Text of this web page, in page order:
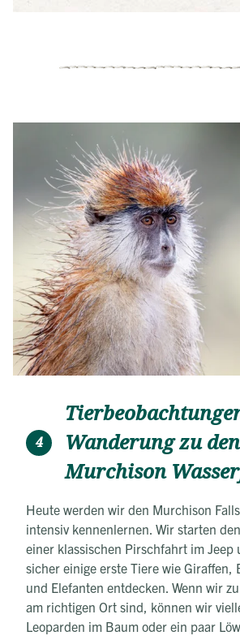
4
Wanderung zu den
Murchison
Heute werden wir den Murchison
intensiv kennenlernen. Wir starten
einer klassischen Pirschfahrt im Jeep
sicher einige erste Tiere wie Giraffen,
und Elefanten entdecken. Wenn wir
am richtigen Ort sind, können wir
Leoparden im Baum oder ein paar